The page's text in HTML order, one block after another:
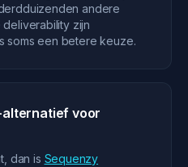
andere
zijn
soms een betere keuze.
alternatief voor
dan is Sequenzy